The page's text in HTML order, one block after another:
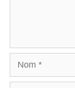
Nom